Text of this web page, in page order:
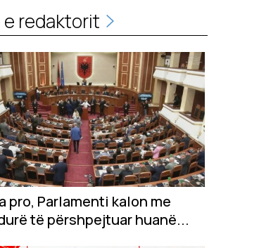
e redaktorit
pro, Parlamenti kalon me
të përshpejtuar huanë...